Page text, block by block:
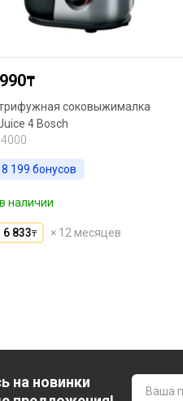
₸
соковыжималка
4 Bosch
8 199 бонусов
наличии
6 833₸ × 12 месяцев
на новинки